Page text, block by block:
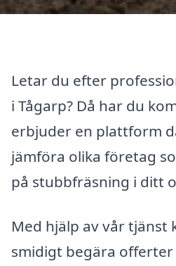
Letar du efter
i Tågarp? Då har du
erbjuder en plattform
jämföra olika företag
på stubbfräsning i ditt
Med hjälp av vår tjänst
smidigt begära offerter